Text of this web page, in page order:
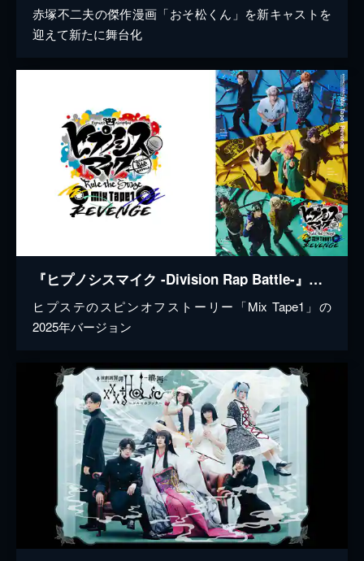
赤塚不二夫の傑作漫画「おそ松くん」を新キャストを
迎えて新たに舞台化
『ヒプノシスマイク -Division Rap Battle-』Rule the Stage《Mix Tape1 Revenge》
ヒプステのスピンオフストーリー「Mix Tape1」の
2025年バージョン